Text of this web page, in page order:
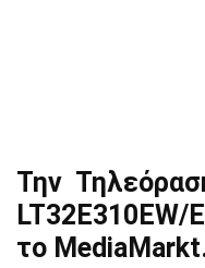
Την
LT32E310EW/
το